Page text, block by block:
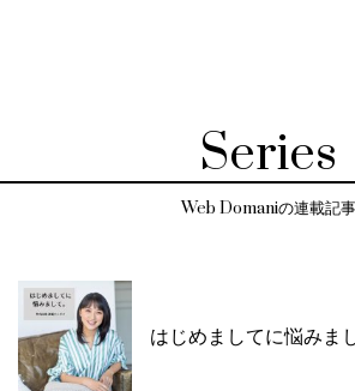
Series
Web Domaniの連載記事
はじめましてに悩みま